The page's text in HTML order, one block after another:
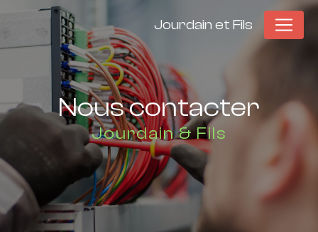
Jourdain et Fils
Nous contacter
Jourdain & Fils
Panneau de gestion des cookies